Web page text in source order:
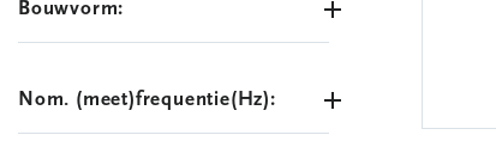
Bouwvorm:
Nom. (meet)frequentie(Hz):